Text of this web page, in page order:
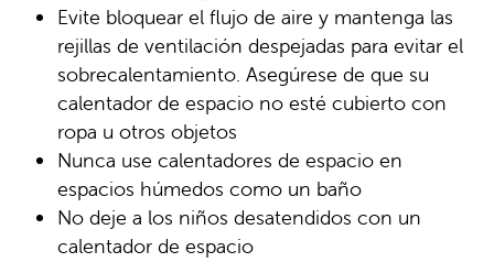
Evite bloquear el flujo de aire y mantenga las
rejillas de ventilación despejadas para evitar el
sobrecalentamiento. Asegúrese de que su
calentador de espacio no esté cubierto con
ropa u otros objetos
Nunca use calentadores de espacio en
espacios húmedos como un baño
No deje a los niños desatendidos con un
calentador de espacio